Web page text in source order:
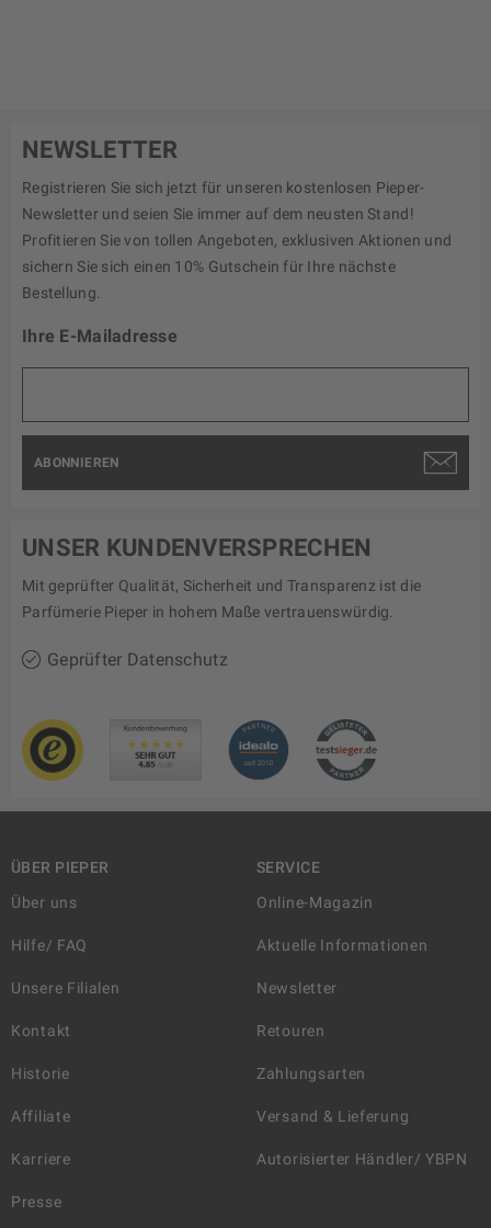
NEWSLETTER
Registrieren Sie sich jetzt für unseren kostenlosen Pieper-
Newsletter und seien Sie immer auf dem neusten Stand!
Profitieren Sie von tollen Angeboten, exklusiven Aktionen und
sichern Sie sich einen 10% Gutschein für Ihre nächste
Bestellung.
Ihre E-Mailadresse
ABONNIEREN
UNSER KUNDENVERSPRECHEN
Mit geprüfter Qualität, Sicherheit und Transparenz ist die
Parfümerie Pieper in hohem Maße vertrauenswürdig.
Geprüfter Datenschutz
ÜBER PIEPER
Über uns
Hilfe/ FAQ
Unsere Filialen
Kontakt
Historie
Affiliate
Karriere
Presse
SERVICE
Online-Magazin
Aktuelle Informationen
Newsletter
Retouren
Zahlungsarten
Versand & Lieferung
Autorisierter Händler/ YBPN